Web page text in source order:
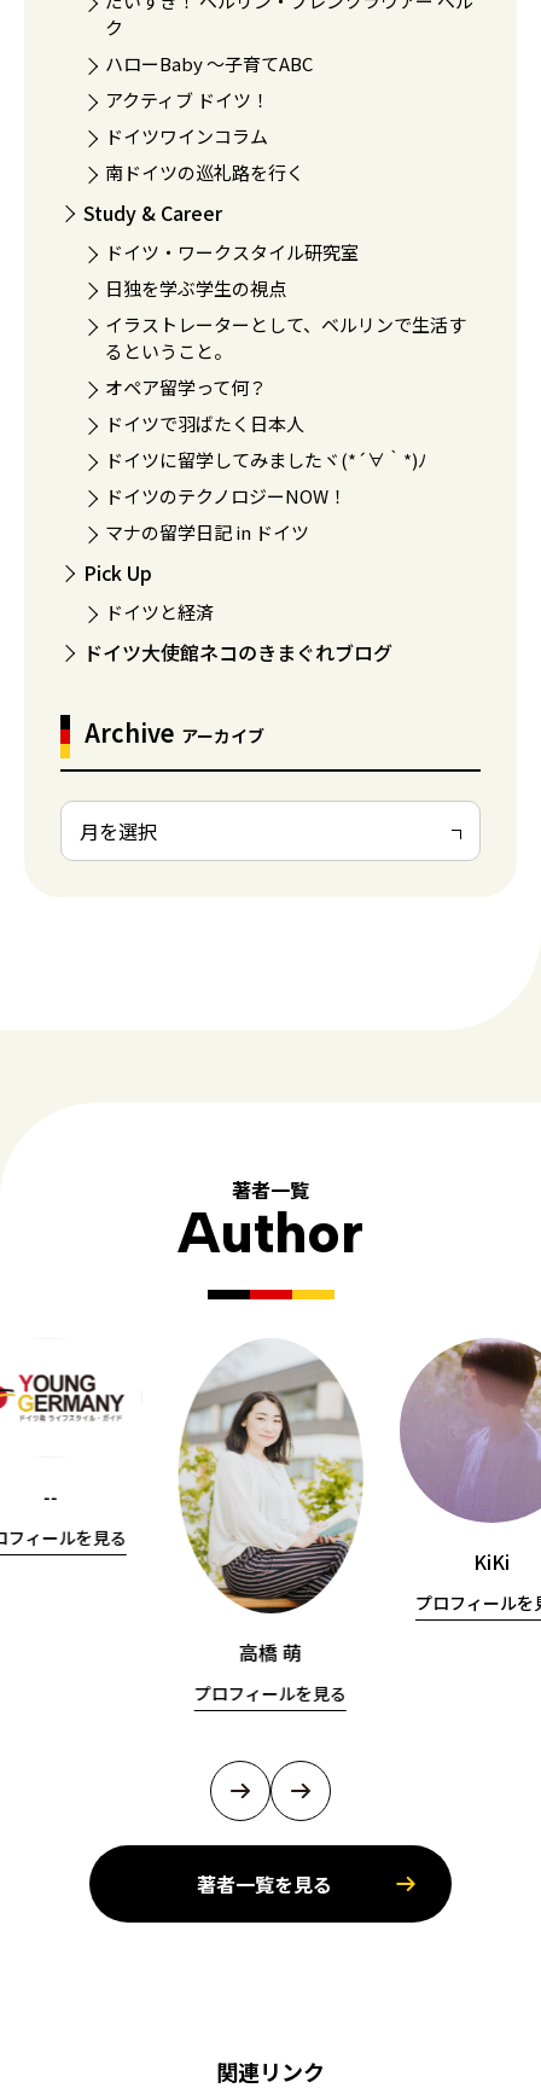
ク
ハローBaby 〜子育てABC
アクティブ ドイツ！
ドイツワインコラム
南ドイツの巡礼路を行く
Study & Career
ドイツ・ワークスタイル研究室
日独を学ぶ学生の視点
イラストレーターとして、ベルリンで生活す
るということ。
オペア留学って何？
ドイツで羽ばたく日本人
ドイツに留学してみましたヾ(*´∀｀*)ﾉ
ドイツのテクノロジーNOW！
マナの留学日記 in ドイツ
Pick Up
ドイツと経済
ドイツ大使館ネコのきまぐれブログ
Archive アーカイブ
著者一覧
Author
--
フィールを見る
高橋 萌
プロフィールを見る
KiKi
プロフィールを
著者一覧を見る
関連リンク